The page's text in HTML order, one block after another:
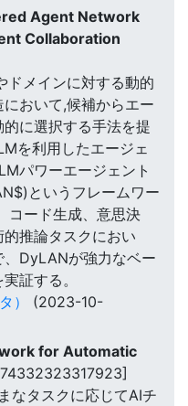
Agent Network
Collaboration
ドメインに対する動的
おいて,候補からエー
に選択する手法を提
を利用したエージェ
パワーエージェント
というフレームワー
コード生成、意思決
推論タスクにおい
DyLANが強力なベー
証する。
）
(2023-10-
for Automatic
なタスクに応じてAIチ